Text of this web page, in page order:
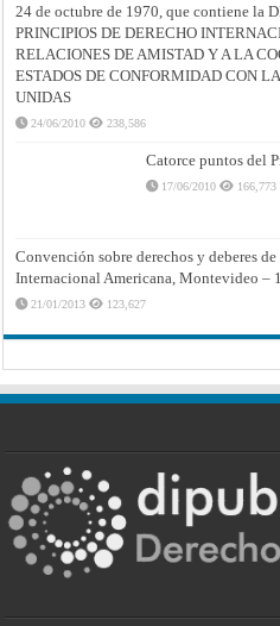
24 de octubre de 1970, que contiene la
PRINCIPIOS DE DERECHO
RELACIONES DE AMISTAD Y A LA
ESTADOS DE CONFORMIDAD CON
UNIDAS
24/06/2010 238,586
Catorce puntos del
17/06/2010 166,773
Convención sobre derechos y deberes
Internacional Americana, Montevideo –
21/01/2013 123,627